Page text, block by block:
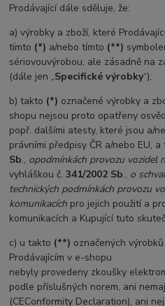
Prodávající dále sděluje, že:
a) výrobky a zboží, které
tímto (*) a/nebo tímto (**)
sériovouvýrobou, ale zásadně na
(dále jen „Specifické výrobky“);
b) takto (*) označené výrobky a
shopu nejsou proto opatřeny
popř. dalšími atesty, které jsou a/
právními předpisy ČR a/nebo EU, a
Sb., opodmínkách provozu vozidel
vyhláškou č.341/2002 Sb., o
technických podmínkách provozu
komunikacích pro jejich použití a
komunikacích a Kupující tuto
c) u takto (**) označených
Prodávajícím v e-shopu
nebyly provedeny zkoušky
podle příslušných norem, ani
(CEConformity Declaration), ani